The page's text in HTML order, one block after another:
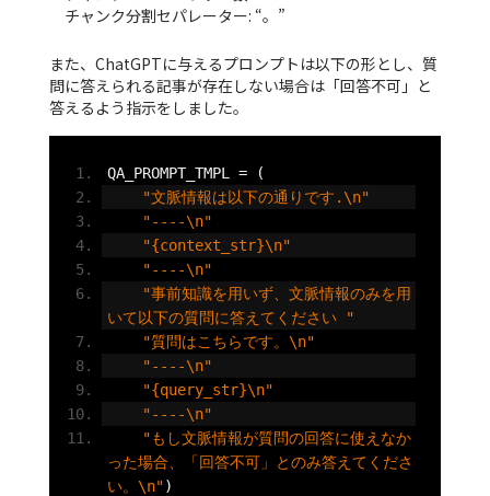
チャンク分割セパレーター: “。”
また、ChatGPTに与えるプロンプトは以下の形とし、質
問に答えられる記事が存在しない場合は「回答不可」と
答えるよう指示をしました。
QA_PROMPT_TMPL =
(
"文脈情報は以下の通りです.\n"
"----\n"
"{context_str}\n"
"----\n"
"事前知識を用いず、文脈情報のみを用
いて以下の質問に答えてください "
"質問はこちらです。\n"
"----\n"
"{query_str}\n"
"----\n"
"もし文脈情報が質問の回答に使えなか
った場合、「回答不可」とのみ答えてくださ
い。\n")